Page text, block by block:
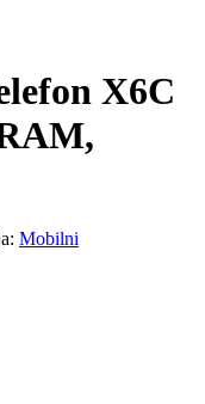
X6C
Mobilni